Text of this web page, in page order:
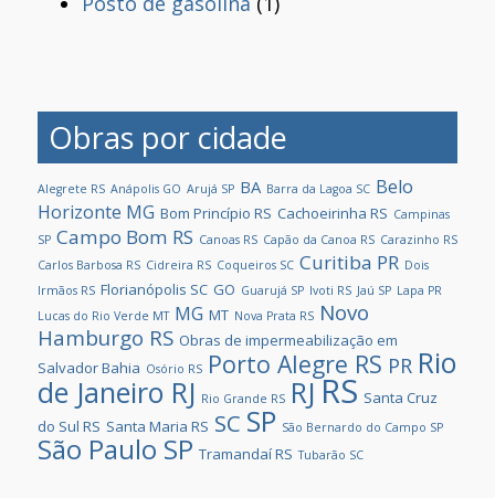
Obras por cidade
Alegrete RS Anápolis GO Arujá SP BA Barra da Lagoa SC Belo
Horizonte MG Bom Princípio RS Cachoeirinha RS Campinas
SP Campo Bom RS Canoas RS Capão da Canoa RS Carazinho RS
Carlos Barbosa RS Cidreira RS Coqueiros SC Curitiba PR Dois
Irmãos RS Florianópolis SC GO Guarujá SP Ivoti RS Jaú SP Lapa PR
Lucas do Rio Verde MT MG MT Nova Prata RS Novo
Hamburgo RS Obras de impermeabilização em
Salvador Bahia Osório RS Porto Alegre RS PR Rio
de Janeiro RJ Rio Grande RS RJRS Santa Cruz
do Sul RS Santa Maria RS SC SP São Bernardo do Campo SP
São Paulo SP Tramandaí RS Tubarão SC